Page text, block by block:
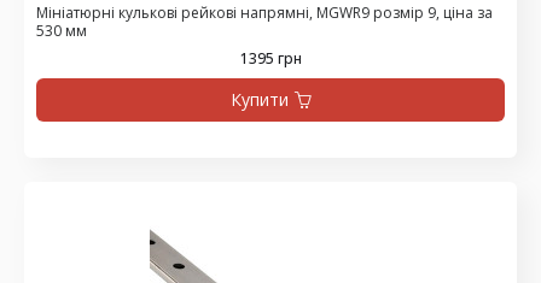
Мініатюрні кулькові рейкові напрямні, MGWR9 розмір 9, ціна за
530 мм
1395 грн
Купити